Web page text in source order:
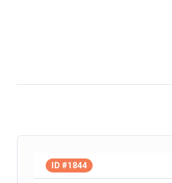
ID #1844